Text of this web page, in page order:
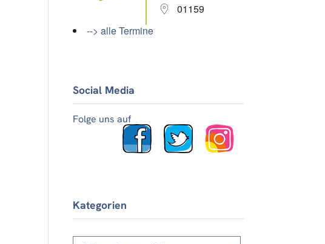
01159
--> alle Termine
Social Media
Folge uns auf
Kategorien
Kategorien